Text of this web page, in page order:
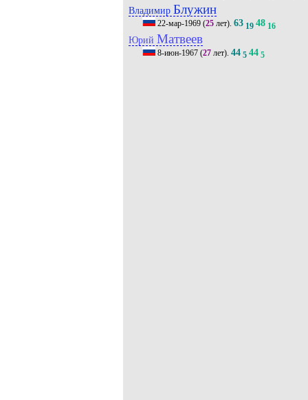
Владимир Блужин
22-мар-1969(25лет). 63 19 48 16
Юрий Матвеев
8-июн-1967(27лет). 44 5 44 5